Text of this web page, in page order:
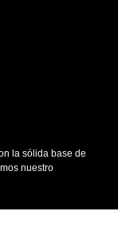
la sólida base de
nuestro